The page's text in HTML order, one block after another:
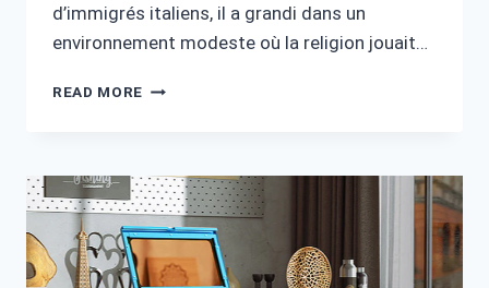
d’immigrés italiens, il a grandi dans un
environnement modeste où la religion jouait…
READ MORE FORTUNE
:
SON
HÉRITAGE
ET
CONTROVERSES